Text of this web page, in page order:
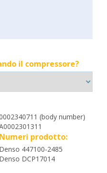
il compressore?
(body number)
Numeri prodotto:
Denso 447100-2485
Denso DCP17014